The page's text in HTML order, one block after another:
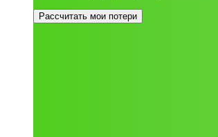
Рассчитать мои потери